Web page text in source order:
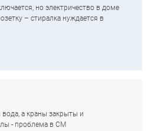
но электричество в доме
– стиралка нуждается в
а краны закрыты и
- проблема в СМ